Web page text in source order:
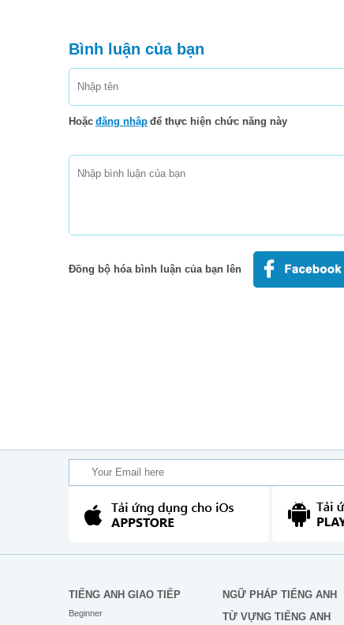
Bình luận của bạn
Hoặc đăng nhập để thực hiện chức năng này
Đồng bộ hóa bình luận của bạn lên
TIẾNG ANH GIAO TIẾP
Beginner
NGỮ PHÁP TIẾNG ANH
TỪ VỰNG TIẾNG ANH